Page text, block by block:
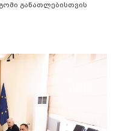
განათლებისთვის